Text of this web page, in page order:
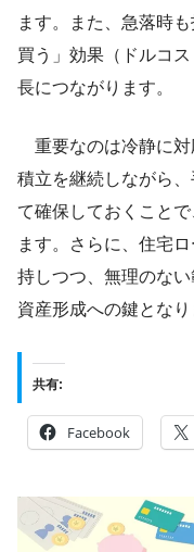
ます。また、急落時
買う」効果（ドルコ
長につながります。
重要なのは冷静に対
積立を継続しながら
て確保しておくこと
ます。さらに、住宅
持しつつ、無理のな
資産形成への鍵となり
共有:
Facebook